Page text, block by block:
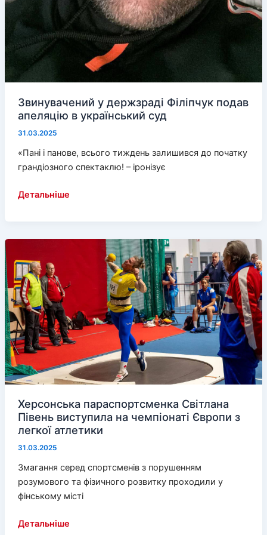
Звинувачений у держзраді Філіпчук подав
апеляцію в український суд
31.03.2025
«Пані і панове, всього тиждень залишився до початку
грандіозного спектаклю! – іронізує
Звинувачений
Філіпчук
апеляцію
в
український
суд
Детальніше
Херсонська параспортсменка Світлана
Півень виступила на чемпіонаті Європи з
легкої атлетики
31.03.2025
Змагання серед спортсменів з порушенням
розумового та фізичного розвитку проходили у
фінському місті
Херсонська
Детальніше